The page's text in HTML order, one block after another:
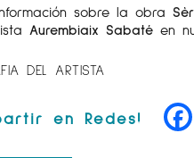
sobre la obra
Aurembiaix Sabaté en
DEL ARTISTA